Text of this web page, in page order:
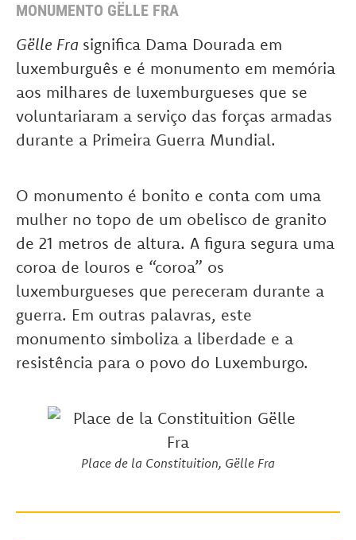
MONUMENTO GËLLE FRA
Gëlle Fra significa Dama Dourada em
luxemburguês e é monumento em memória
aos milhares de luxemburgueses que se
voluntariaram a serviço das forças armadas
durante a Primeira Guerra Mundial.
O monumento é bonito e conta com uma
mulher no topo de um obelisco de granito
de 21 metros de altura. A figura segura uma
coroa de louros e “coroa” os
luxemburgueses que pereceram durante a
guerra. Em outras palavras, este
monumento simboliza a liberdade e a
resistência para o povo do Luxemburgo.
Place de la Constituition, Gëlle Fra